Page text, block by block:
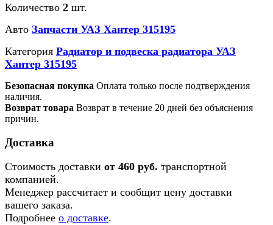
Количество 2 шт.
Авто Запчасти УАЗ Хантер 315195
Категория Радиатор и подвеска радиатора УАЗ
Хантер 315195
Безопасная покупка Оплата только после подтверждения
наличия.
Возврат товара Возврат в течение 20 дней без объяснения
причин.
Доставка
Стоимость доставки от 460 руб. транспортной
компанией.
Менеджер рассчитает и сообщит цену доставки
вашего заказа.
Подробнее о доставке.